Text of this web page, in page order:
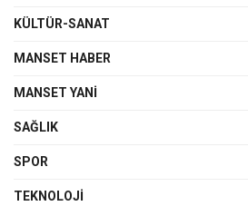
KÜLTÜR-SANAT
MANSET HABER
MANSET YANI
SAĞLIK
SPOR
TEKNOLOJI